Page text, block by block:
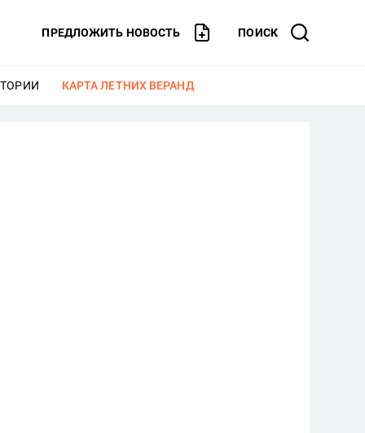
ПРЕДЛОЖИТЬ НОВОСТЬ ПОИСК
ЕЩЕ
КАРТА ЛЕТНИХ ВЕРАНД